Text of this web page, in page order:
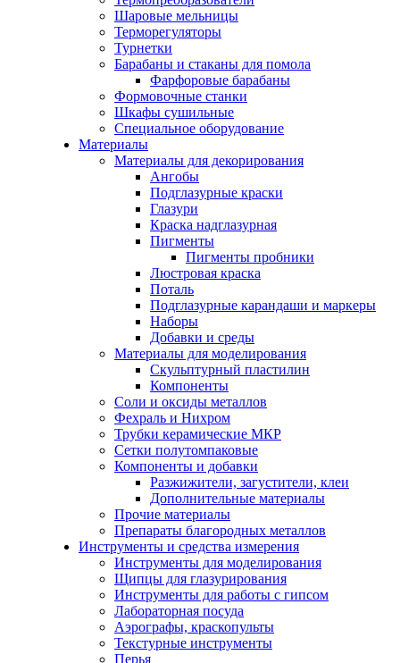
Шаровые мельницы
Терморегуляторы
Турнетки
Барабаны и стаканы для помола
Фарфоровые барабаны
Формовочные станки
Шкафы сушильные
Специальное оборудование
Материалы
Материалы для декорирования
Ангобы
Подглазурные краски
Глазури
Краска надглазурная
Пигменты
Пигменты пробники
Люстровая краска
Поталь
Подглазурные карандаши и маркеры
Наборы
Добавки и среды
Материалы для моделирования
Скульптурный пластилин
Компоненты
Соли и оксиды металлов
Фехраль и Нихром
Трубки керамические МКР
Сетки полутомпаковые
Компоненты и добавки
Разжижители, загустители, клеи
Дополнительные материалы
Прочие материалы
Препараты благородных металлов
Инструменты и средства измерения
Инструменты для моделирования
Щипцы для глазурирования
Инструменты для работы с гипсом
Лабораторная посуда
Аэрографы, краскопульты
Текстурные инструменты
Перья